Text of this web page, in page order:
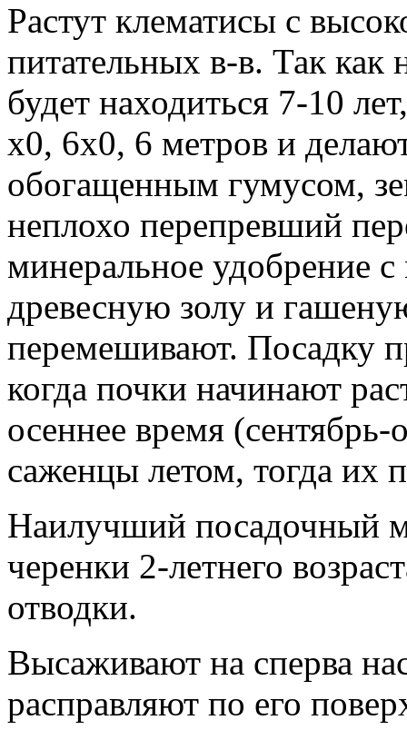
Растут клематисы с
питательных в-в. Так как
будет находиться 7-10
х0, 6х0, 6 метров и
обогащенным гумусом,
неплохо перепревший
минеральное удобрение
древесную золу и
перемешивают. Посадку
когда почки начинают
осеннее время
саженцы летом, тогда их
Наилучший посадочный
черенки 2-летнего
отводки.
Высаживают на сперва
расправляют по его